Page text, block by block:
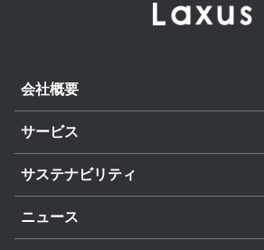
会社概要
サービス
サステナビリティ
ニュース